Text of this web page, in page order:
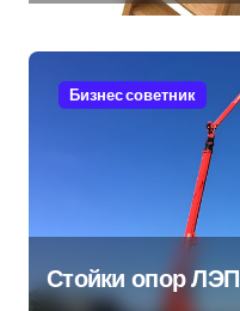
Бизнес советник
Стойки опор ЛЭП